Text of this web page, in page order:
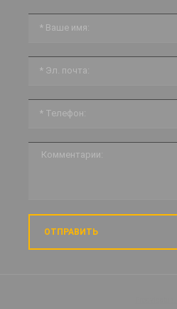
ОТПРАВИТЬ